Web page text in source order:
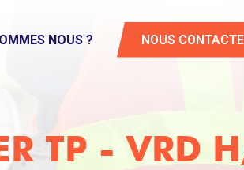
NOUS ? NOUS
TP - VRD